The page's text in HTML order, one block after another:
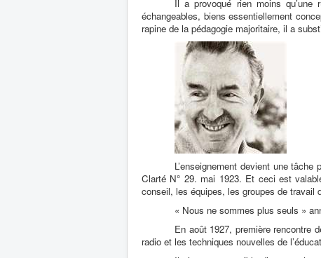
Il a provoqué rien moins qu’une
échangeables, biens essentiellement
rapine de la pédagogie majoritaire, il a
L’enseignement devient une
Clarté N° 29. mai 1923. Et ceci est
conseil, les équipes, les groupes de travail
« Nous ne sommes plus seuls »
En août 1927, première rencontre
radio et les techniques nouvelles de